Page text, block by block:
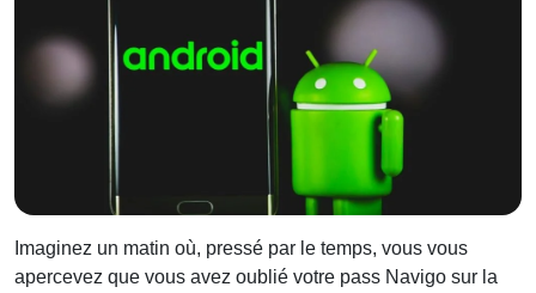
Imaginez un matin où, pressé par le temps, vous vous
apercevez que vous avez oublié votre pass Navigo sur la